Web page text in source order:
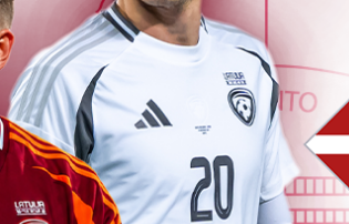
Spēlētāja maiņa
Spēlētāja maiņa